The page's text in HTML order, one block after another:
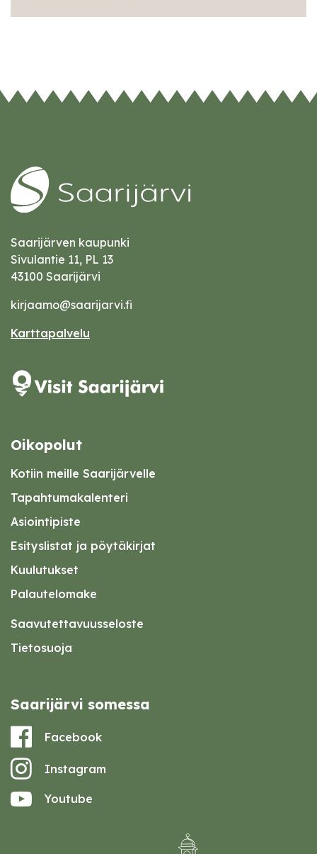
Saarijärven kaupunki
Sivulantie 11, PL 13
43100 Saarijärvi
kirjaamo@saarijarvi.fi
Karttapalvelu
Oikopolut
Kotiin meille Saarijärvelle
Tapahtumakalenteri
Asiointipiste
Esityslistat ja pöytäkirjat
Kuulutukset
Palautelomake
Saavutettavuusseloste
Tietosuoja
Saarijärvi somessa
Facebook
Instagram
Youtube